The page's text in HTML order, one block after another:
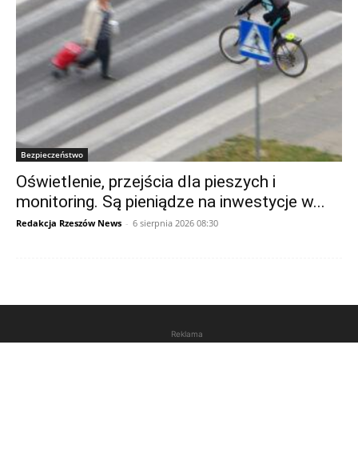
Bezpieczeństwo
Oświetlenie, przejścia dla pieszych i
monitoring. Są pieniądze na inwestycje w...
Redakcja Rzeszów News - 6 sierpnia 2026 08:30
Reklama